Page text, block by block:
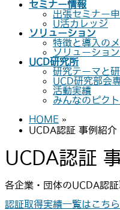
セミナー情報
出張セミナー
U活カレッジ
ソリューション
特徴と導入の
ソリューショ
UCD研究所
研究テーマと
UCD研究部会
活動実績
みんなのピクト
HOME »
UCDA認証 事例紹介
UCDA認証
各企業・団体のUCDA認
認証取得実績一覧はこちら